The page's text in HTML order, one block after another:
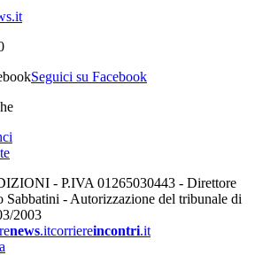
Seguici su Facebook
- P.IVA 01265030443 - Direttore
Sabbatini - Autorizzazione del tribunale di
2003
news.itcorriereincontri.it